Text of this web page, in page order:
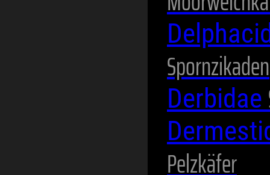
Spornzikaden
Derbidae
Pelzkäfer